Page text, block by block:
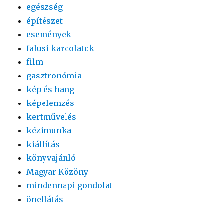
egészség
építészet
események
falusi karcolatok
film
gasztronómia
kép és hang
képelemzés
kertművelés
kézimunka
kiállítás
könyvajánló
Magyar Közöny
mindennapi gondolat
önellátás